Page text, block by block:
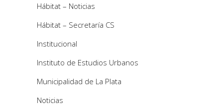
Hábitat – Noticias
Hábitat – Secretaría CS
Institucional
Instituto de Estudios Urbanos
Municipalidad de La Plata
Noticias